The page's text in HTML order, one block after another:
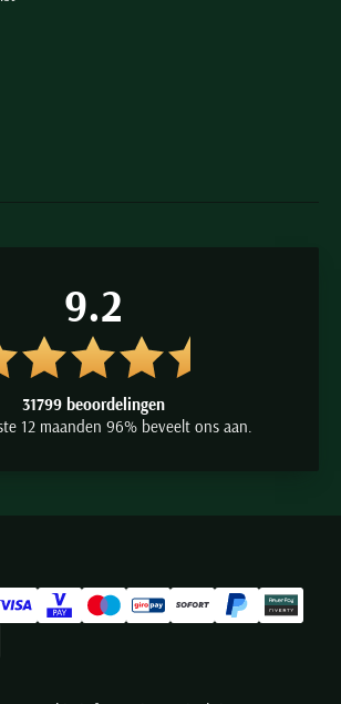
9.2
31799 beoordelingen
12 maanden 96% beveelt ons aan.